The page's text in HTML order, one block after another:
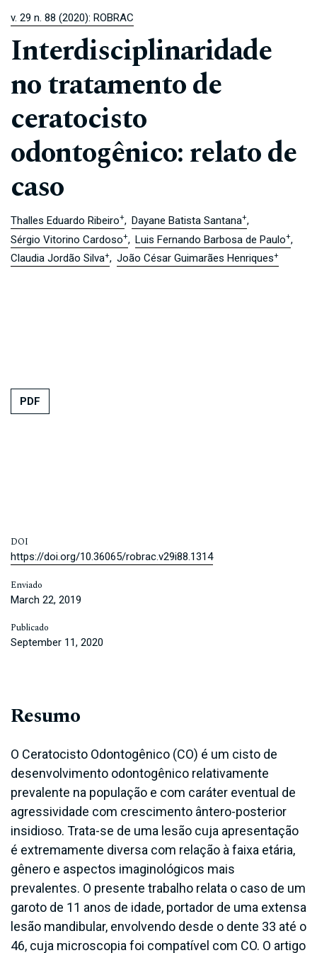
v. 29 n. 88 (2020): ROBRAC
Interdisciplinaridade
no tratamento de
ceratocisto
odontogênico: relato de
caso
Thalles Eduardo Ribeiro+ Dayane Batista Santana+
Sérgio Vitorino Cardoso+ Luis Fernando Barbosa de Paulo+
Claudia Jordão Silva+ João César Guimarães Henriques+
PDF
DOI
https://doi.org/10.36065/robrac.v29i88.1314
Enviado
March 22, 2019
Publicado
September 11, 2020
Resumo
O Ceratocisto Odontogênico (CO) é um cisto de
desenvolvimento odontogênico relativamente
prevalente na população e com caráter eventual de
agressividade com crescimento ântero-posterior
insidioso. Trata-se de uma lesão cuja apresentação
é extremamente diversa com relação à faixa etária,
gênero e aspectos imaginológicos mais
prevalentes. O presente trabalho relata o caso de um
garoto de 11 anos de idade, portador de uma extensa
lesão mandibular, envolvendo desde o dente 33 até o
46, cuja microscopia foi compatível com CO. O artigo